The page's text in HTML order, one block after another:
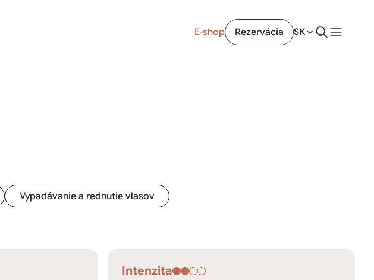
E-shop Rezervácia SK
Vypadávanie a rednutie vlasov
Intenzita